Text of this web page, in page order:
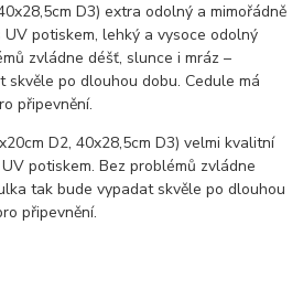
D3) extra odolný a mimořádně
potiskem, lehký a vysoce odolný
zvládne déšť, slunce i mráz –
skvěle po dlouhou dobu. Cedule má
připevnění.
D2, 40x28,5cm D3) velmi kvalitní
potiskem. Bez problémů zvládne
tak bude vypadat skvěle po dlouhou
připevnění.